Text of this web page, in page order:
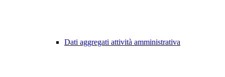
Dati aggregati attività amministrativa